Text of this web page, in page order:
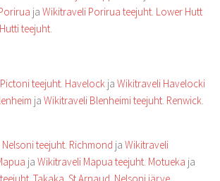
ja Wikitraveli Porirua teejuht. Lower Hutt
teejuht.
teejuht. Havelock ja Wikitraveli Havelocki
ja Wikitraveli Blenheimi teejuht. Renwick.
teejuht. Richmond ja Wikitraveli
ja Wikitraveli Mapua teejuht. Motueka ja